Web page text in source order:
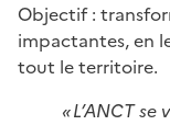
Objectif :
impactantes, en
tout le territoire.
« L’ANCT